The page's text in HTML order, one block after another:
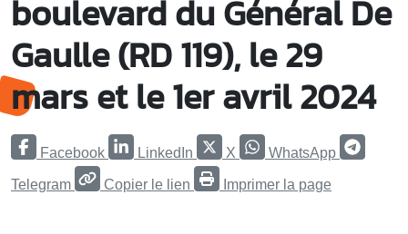
boulevard du Général De
Gaulle (RD 119), le 29
mars et le 1er avril 2024
Facebook LinkedIn X WhatsApp
Telegram Copier le lien Imprimer la page